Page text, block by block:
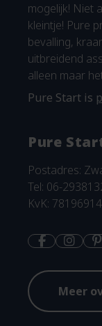
mogelijk! Niet
kleintje! Pure
bevalling,
uitbreidend
alleen maar
Pure Start is
Pure
Postadres:
Tel: 06-
KvK:
Meer